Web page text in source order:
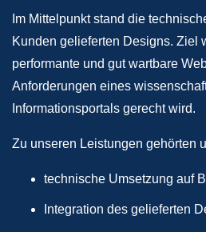
Im Mittelpunkt stand die
Kunden gelieferten Designs. Ziel
performante und gut wartbare
Anforderungen eines
Informationsportals gerecht wird.
Zu unseren Leistungen gehörten
technische Umsetzung auf
Integration des gelieferten